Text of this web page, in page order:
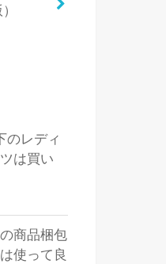
のレディ
は買い
商品梱包
使って良